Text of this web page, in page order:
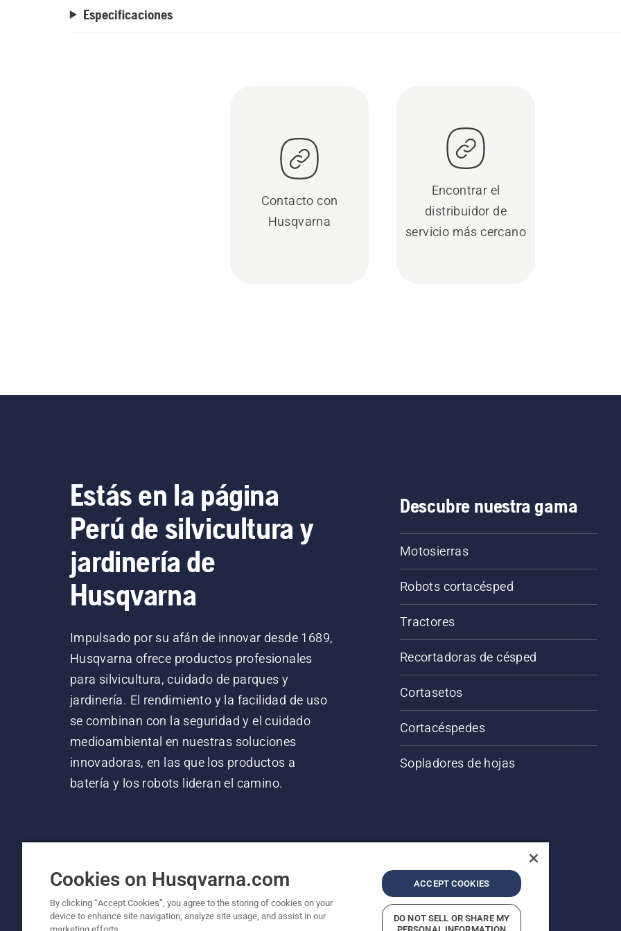
Especificaciones
Contacto con
Husqvarna
Encontrar el
distribuidor de
servicio más cercano
Estás en la página
Perú de silvicultura y
jardinería de
Husqvarna
Impulsado por su afán de innovar desde 1689,
Husqvarna ofrece productos profesionales
para silvicultura, cuidado de parques y
jardinería. El rendimiento y la facilidad de uso
se combinan con la seguridad y el cuidado
medioambiental en nuestras soluciones
innovadoras, en las que los productos a
batería y los robots lideran el camino.
Descubre nuestra gama
Motosierras
Robots cortacésped
Tractores
Recortadoras de césped
Cortasetos
Cortacéspedes
Sopladores de hojas
Cookies on Husqvarna.com
By clicking “Accept Cookies”, you agree to the storing of cookies on your
device to enhance site navigation, analyze site usage, and assist in our
ACCEPT COOKIES
DO NOT SELL OR SHARE MY